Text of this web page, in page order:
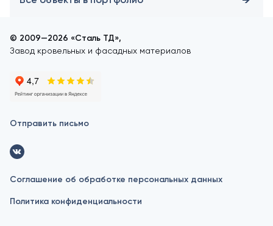
© 2009—2026 «Сталь ТД»,
Завод кровельных и фасадных материалов
Отправить письмо
Соглашение об обработке персональных данных
Политика конфиденциальности